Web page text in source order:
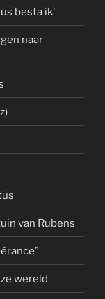
besta ik'
naar
van Rubens
wereld